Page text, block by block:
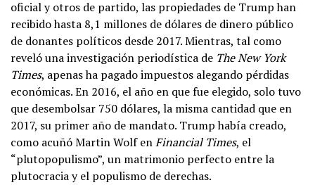
oficial y otros de partido, las propiedades de Trump han
recibido hasta 8,1 millones de dólares de dinero público
de donantes políticos desde 2017. Mientras, tal como
reveló una investigación periodística de The New York
Times, apenas ha pagado impuestos alegando pérdidas
económicas. En 2016, el año en que fue elegido, solo tuvo
que desembolsar 750 dólares, la misma cantidad que en
2017, su primer año de mandato. Trump había creado,
como acuñó Martin Wolf enFinancial Times, el
“plutopopulismo”, un matrimonio perfecto entre la
plutocracia y el populismo de derechas.